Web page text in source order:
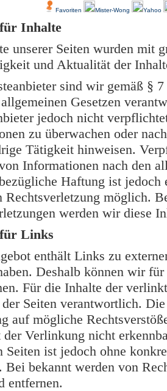
Favoriten Mister-Wong Yahoo
Inhalte
unserer Seiten wurden mit
und Aktualität der
sind wir gemäß §
Gesetzen
jedoch nicht
zu überwachen oder
Tätigkeit hinweisen.
Informationen nach den
Haftung ist
Rechtsverletzung möglich.
werden wir diese
Links
enthält Links zu
Deshalb können wir
Für die Inhalte der
Seiten verantwortlich.
auf mögliche
der Verlinkung nicht
Seiten ist jedoch ohne
Bei bekannt werden von
entfernen.